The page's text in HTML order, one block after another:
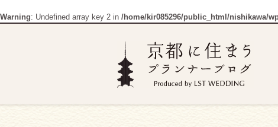
Warning: Undefined array key 2 in /home/kir085296/public_html/nishikawa/